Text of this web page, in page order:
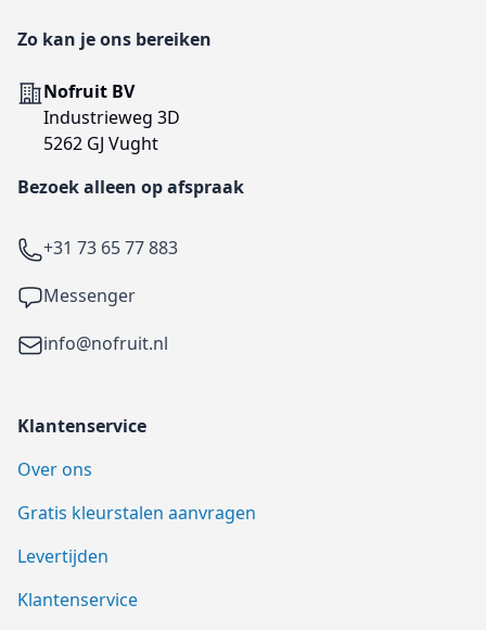
Zo kan je ons bereiken
AdresNofruit BV
Industrieweg 3D
5262 GJ Vught
Bezoek alleen op afspraak
Telefoon
+31 73 65 77 883
Facebook
Messenger
Emailinfo@nofruit.nl
Klantenservice
Over ons
Gratis kleurstalen aanvragen
Levertijden
Klantenservice